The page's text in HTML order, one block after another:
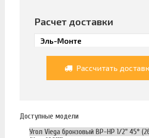
Расчет доставки
Рассчитать
Доступные модели
Угол Viega бронзовый ВР-НР 1/2" 45°